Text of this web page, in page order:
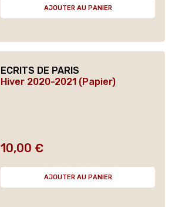
AJOUTER AU PANIER
ECRITS DE PARIS
Hiver 2020-2021 (Papier)
Prix
10,00 €
AJOUTER AU PANIER